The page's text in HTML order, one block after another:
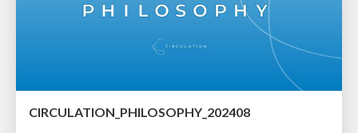
CIRCULATION_PHILOSOPHY_202408